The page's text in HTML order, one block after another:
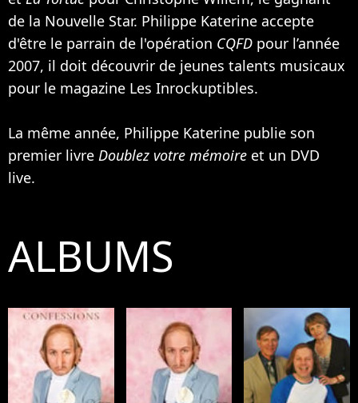
de la Nouvelle Star. Philippe Katerine accepte
d'être le parrain de l'opération CQFD pour l’année
2007, il doit découvrir de jeunes talents musicaux
pour le magazine Les Inrockuptibles.
La même année, Philippe Katerine publie son
premier livre Doublez votre mémoire et un DVD
live.
ALBUMS